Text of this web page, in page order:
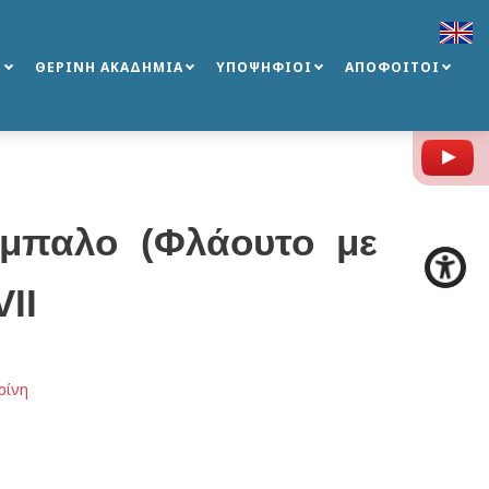
ΘΕΡΙΝΗ ΑΚΑΔΗΜΙΑ ΥΠΟΨΗΦΙΟΙ ΑΠΟΦΟΙΤΟΙ
(Φλάουτο με